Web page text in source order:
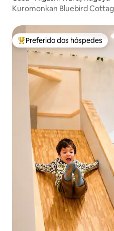
Kuromonkan Bluebird
Entre os melhores preferidos
Preferido dos hóspedes